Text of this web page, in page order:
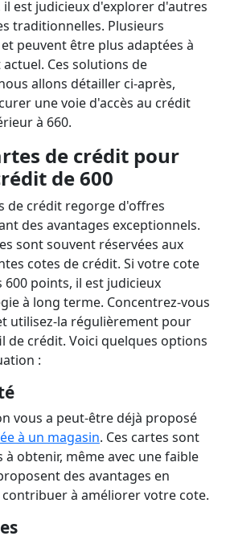
est judicieux d'explorer d'autres
traditionnelles. Plusieurs
peuvent être plus adaptées à
Ces solutions de
allons détailler ci-après,
une voie d'accès au crédit
à 660.
de crédit pour
de 600
de crédit regorge d'offres
des avantages exceptionnels.
sont souvent réservées aux
cotes de crédit. Si votre cote
600 points, il est judicieux
à long terme. Concentrez-vous
utilisez-la régulièrement pour
crédit. Voici quelques options
:
vous a peut-être déjà proposé
à un magasin. Ces cartes sont
obtenir, même avec une faible
des avantages en
à améliorer votre cote.